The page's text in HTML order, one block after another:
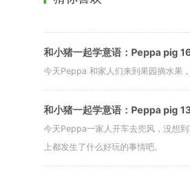
和小猪一起学意语：Peppa pig
今天Peppa 和家人们来到果园摘水果
和小猪一起学意语：Peppa pig
今天Peppa一家人开车去兜风，没想
上都发生了什么好玩的事情吧。